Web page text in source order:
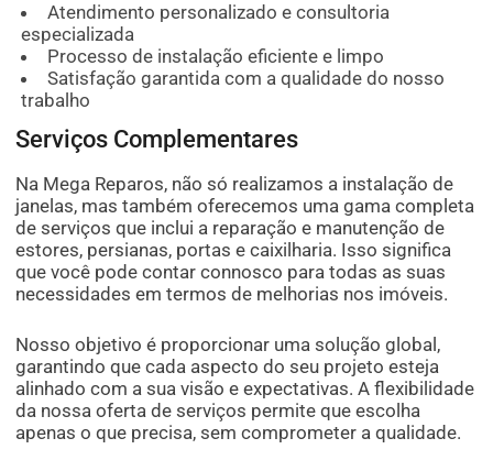
Atendimento personalizado e consultoria
especializada
Processo de instalação eficiente e limpo
Satisfação garantida com a qualidade do nosso
trabalho
Serviços Complementares
Na Mega Reparos, não só realizamos a instalação de
janelas, mas também oferecemos uma gama completa
de serviços que inclui a reparação e manutenção de
estores, persianas, portas e caixilharia. Isso significa
que você pode contar connosco para todas as suas
necessidades em termos de melhorias nos imóveis.
Nosso objetivo é proporcionar uma solução global,
garantindo que cada aspecto do seu projeto esteja
alinhado com a sua visão e expectativas. A flexibilidade
da nossa oferta de serviços permite que escolha
apenas o que precisa, sem comprometer a qualidade.